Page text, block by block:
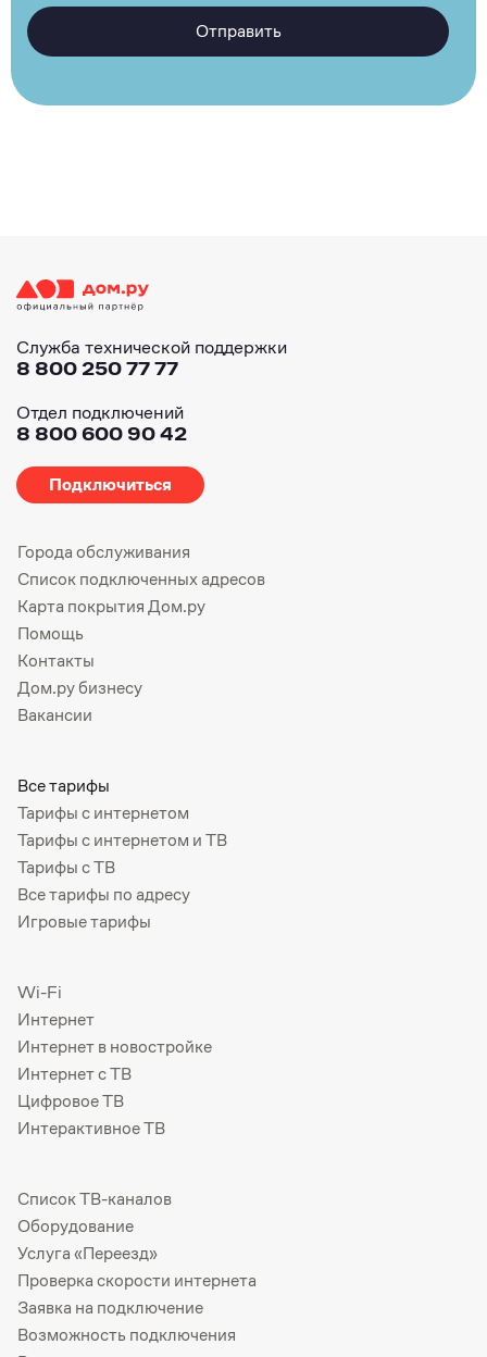
Отправить
Служба технической поддержки
8 800 250 77 77
Отдел подключений
8 800 600 90 42
Подключиться
Города обслуживания
Список подключенных адресов
Карта покрытия Дом.ру
Помощь
Контакты
Дом.ру бизнесу
Вакансии
Все тарифы
Тарифы с интернетом
Тарифы с интернетом и ТВ
Тарифы с ТВ
Все тарифы по адресу
Игровые тарифы
Wi-Fi
Интернет
Интернет в новостройке
Интернет с ТВ
Цифровое ТВ
Интерактивное ТВ
Список ТВ-каналов
Оборудование
Услуга «Переезд»
Проверка скорости интернета
Заявка на подключение
Возможность подключения